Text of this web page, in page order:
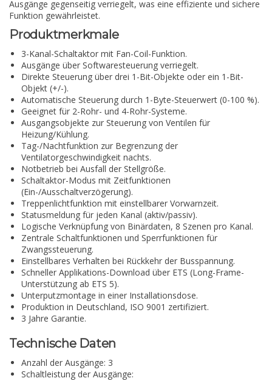
Ausgänge gegenseitig verriegelt, was eine effiziente und sichere
Funktion gewährleistet.
Produktmerkmale
3-Kanal-Schaltaktor mit Fan-Coil-Funktion.
Ausgänge über Softwaresteuerung verriegelt.
Direkte Steuerung über drei 1-Bit-Objekte oder ein 1-Bit-
Objekt (+/-).
Automatische Steuerung durch 1-Byte-Steuerwert (0-100 %).
Geeignet für 2-Rohr- und 4-Rohr-Systeme.
Ausgangsobjekte zur Steuerung von Ventilen für
Heizung/Kühlung.
Tag-/Nachtfunktion zur Begrenzung der
Ventilatorgeschwindigkeit nachts.
Notbetrieb bei Ausfall der Stellgröße.
Schaltaktor-Modus mit Zeitfunktionen
(Ein-/Ausschaltverzögerung).
Treppenlichtfunktion mit einstellbarer Vorwarnzeit.
Statusmeldung für jeden Kanal (aktiv/passiv).
Logische Verknüpfung von Binärdaten, 8 Szenen pro Kanal.
Zentrale Schaltfunktionen und Sperrfunktionen für
Zwangssteuerung.
Einstellbares Verhalten bei Rückkehr der Busspannung.
Schneller Applikations-Download über ETS (Long-Frame-
Unterstützung ab ETS 5).
Unterputzmontage in einer Installationsdose.
Produktion in Deutschland, ISO 9001 zertifiziert.
3 Jahre Garantie.
Technische Daten
Anzahl der Ausgänge: 3
Schaltleistung der Ausgänge: